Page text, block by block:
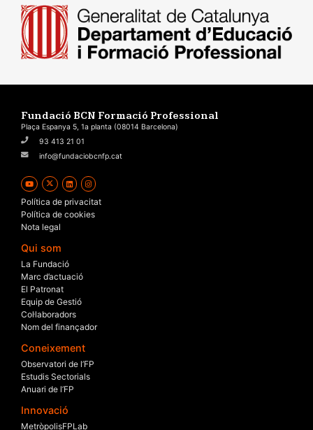
Fundació BCN Formació Professional
Plaça Espanya 5, 1a planta (08014 Barcelona)
93 413 21 01
info@fundaciobcnfp.cat
Política de privacitat
Política de cookies
Nota legal
Qui som
La Fundació
Marc d’actuació
El Patronat
Equip de Gestió
Col·laboradors
Nom del finançador
Coneixement
Observatori de l’FP
Estudis Sectorials
Anuari de l’FP
Innovació
MetròpolisFPLab